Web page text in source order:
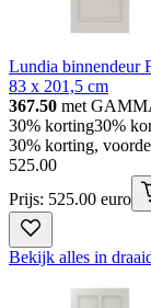
Lundia binnendeur
83 x 201,5 cm
367.50 met
30% korting30%
30% korting,
525.00
Prijs: 525.00 euro
Bekijk alles in